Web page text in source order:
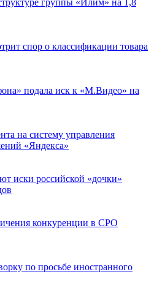
группы «Илим» на 1,8
спор о классификации товара
подала иск к «М.Видео» на
на систему управления
«Яндекса»
иски российской «дочки»
конкуренции в СРО
по просьбе иностранного